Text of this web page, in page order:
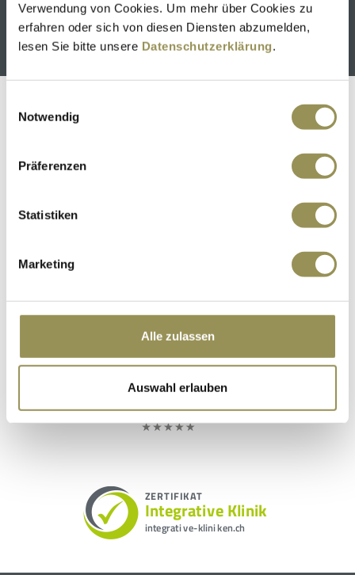
Verwendung von Cookies. Um mehr über Cookies zu
erfahren oder sich von diesen Diensten abzumelden,
lesen Sie bitte unsere Datenschutzerklärung.
Notwendig
Präferenzen
Statistiken
Marketing
Alle zulassen
Auswahl erlauben
SCHÜTZEN RHEINFELDEN KLINIK & HOTELS
Mehr erfahren